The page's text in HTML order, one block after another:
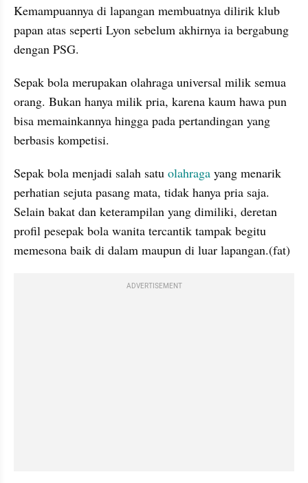
Kemampuannya di lapangan membuatnya dilirik klub
papan atas seperti Lyon sebelum akhirnya ia bergabung
dengan PSG.
Sepak bola merupakan olahraga universal milik semua
orang. Bukan hanya milik pria, karena kaum hawa pun
bisa memainkannya hingga pada pertandingan yang
berbasis kompetisi.
Sepak bola menjadi salah satu olahraga yang menarik
perhatian sejuta pasang mata, tidak hanya pria saja.
Selain bakat dan keterampilan yang dimiliki, deretan
profil pesepak bola wanita tercantik tampak begitu
memesona baik di dalam maupun di luar lapangan.(fat)
ADVERTISEMENT